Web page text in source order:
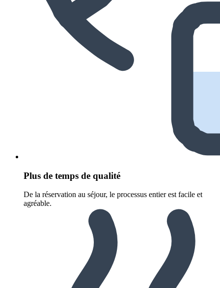
Plus de temps de qualité
De la réservation au séjour, le processus entier est facile et
agréable.